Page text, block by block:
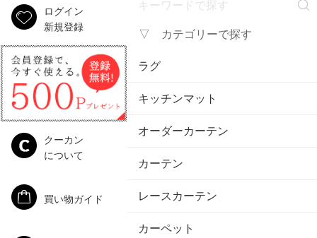
ログイン
新規登録
クーカン
について
買い物ガイド
▽ カテゴリーで探す
ラグ
キッチンマット
オーダーカーテン
カーテン
レースカーテン
カーペット